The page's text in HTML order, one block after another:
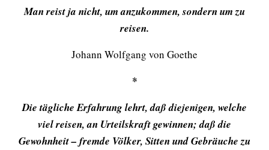
Man reist ja nicht, um anzukommen, sondern um zu
reisen.
Johann Wolfgang von Goethe
*
Die tägliche Erfahrung lehrt, daß diejenigen, welche
viel reisen, an Urteilskraft gewinnen; daß die
Gewohnheit – fremde Völker, Sitten und Gebräuche zu